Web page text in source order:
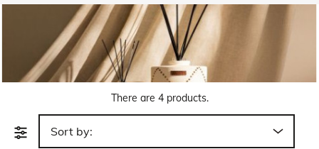
There are 4 products.
Sort by: